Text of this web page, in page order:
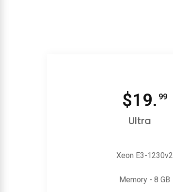
$19. 99
Ultra
Xeon E3-1230v2
Memory - 8 GB